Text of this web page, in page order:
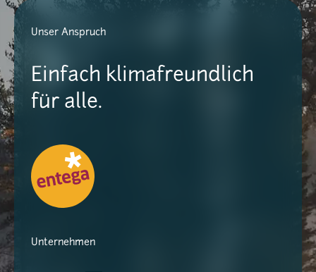
Unser Anspruch
Einfach klimafreundlich
für alle.
Unternehmen